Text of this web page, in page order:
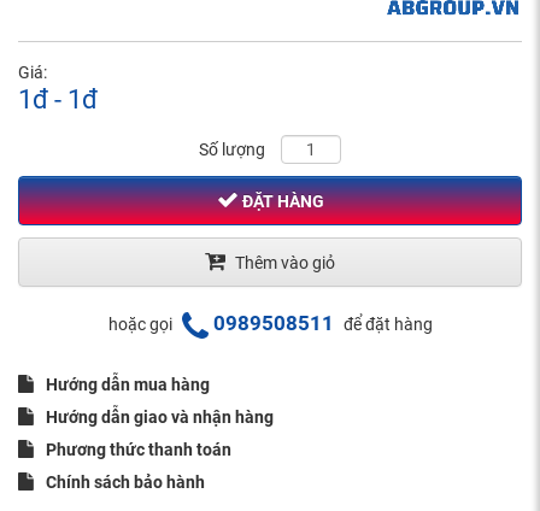
Giá:
1đ - 1đ
Số lượng
ĐẶT HÀNG
Thêm vào giỏ
hoặc gọi 0989508511 để đặt hàng
Hướng dẫn mua hàng
Hướng dẫn giao và nhận hàng
Phương thức thanh toán
Chính sách bảo hành